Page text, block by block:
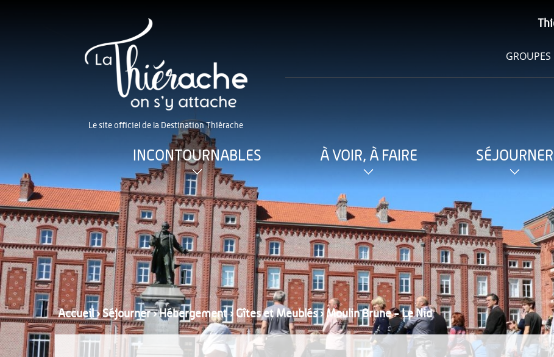
Le site officiel de la Destination Thiérache
GROUPES
INCONTOURNABLES À VOIR, À FAIRE SÉJOURNER
Accueil›Séjourner›Hébergement›Gîtes et Meublés›Moulin Brune - Le Nid